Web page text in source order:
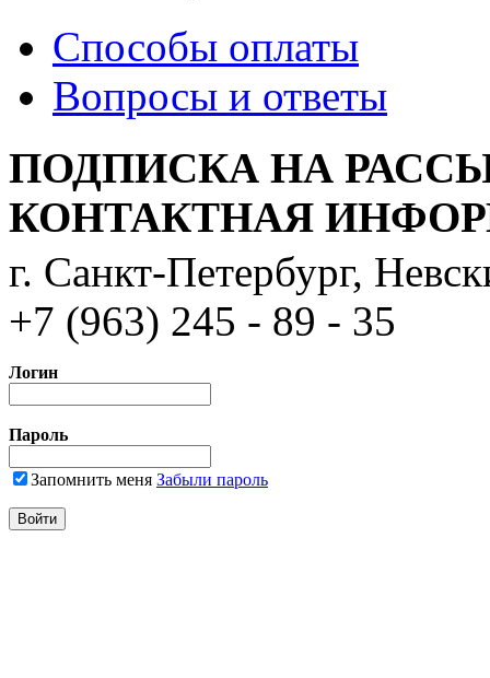
Способы оплаты
Вопросы и ответы
ПОДПИСКА НА
КОНТАКТНАЯ
г. Санкт-Петербург,
+7 (963) 245 - 89 - 35
Логин
Пароль
Запомнить меня Забыли пароль